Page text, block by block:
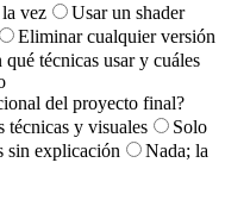
vez
Usar un shader
Eliminar cualquier versión
técnicas usar y cuáles
del proyecto final?
técnicas y visuales
Solo
sin explicación
Nada; la